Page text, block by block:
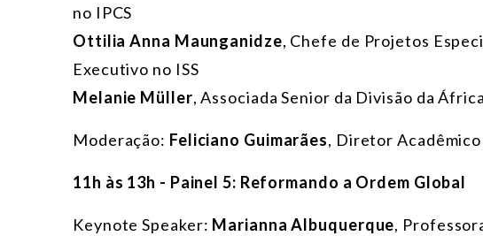
no IPCS
Ottilia Anna Maunganidze, Chefe de Projetos
Executivo no ISS
Melanie Müller, Associada Senior da Divisão da
Moderação: Feliciano Guimarães, Diretor Acadêmico
11h às 13h - Painel 5: Reformando a Ordem Global
Keynote Speaker: Marianna Albuquerque,